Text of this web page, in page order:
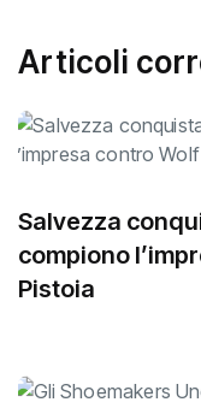
Articoli
Salvezza
compiono
Pistoia